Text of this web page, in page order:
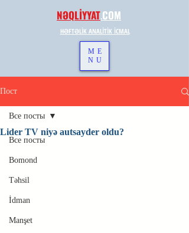
NƏQLİYYAT.COM
HƏFTƏLİK ANALİTİK İCMAL
ME
NU
Пост
Все посты
Bomond
Təhsil
İdman
Manşet
Все посты
Lider TV niyə autsayder oldu?